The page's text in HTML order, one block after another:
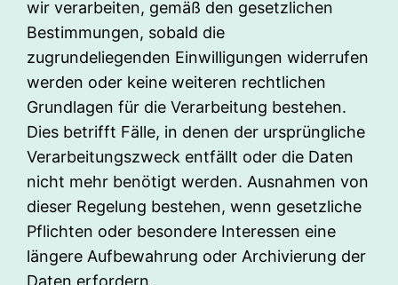
wir verarbeiten, gemäß den gesetzlichen
Bestimmungen, sobald die
zugrundeliegenden Einwilligungen widerrufen
werden oder keine weiteren rechtlichen
Grundlagen für die Verarbeitung bestehen.
Dies betrifft Fälle, in denen der ursprüngliche
Verarbeitungszweck entfällt oder die Daten
nicht mehr benötigt werden. Ausnahmen von
dieser Regelung bestehen, wenn gesetzliche
Pflichten oder besondere Interessen eine
längere Aufbewahrung oder Archivierung der
Daten erfordern.